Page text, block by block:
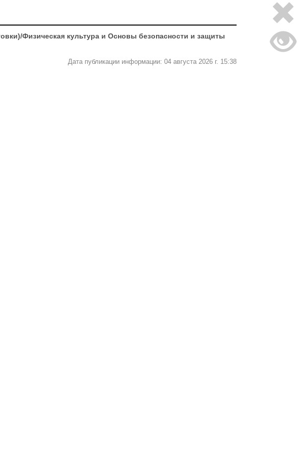
Физическая культура и Основы безопасности и защиты
Дата публикации информации: 04 августа 2026 г. 15:38